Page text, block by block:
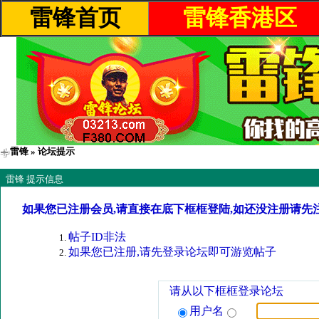
雷锋首页 雷锋香港区
雷锋 » 论坛提示
雷锋 提示信息
如果您已注册会员,请直接在底下框框登陆,如还没注册请先
帖子ID非法
如果您已注册,请先登录论坛即可游览帖子
请从以下框框登录论坛
用户名